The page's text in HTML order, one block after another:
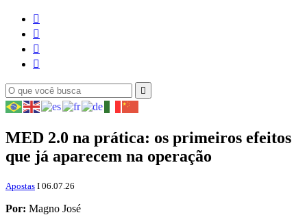





MED 2.0 na prática: os primeiros efeitos
que já aparecem na operação
Apostas I 06.07.26
Por: Magno José